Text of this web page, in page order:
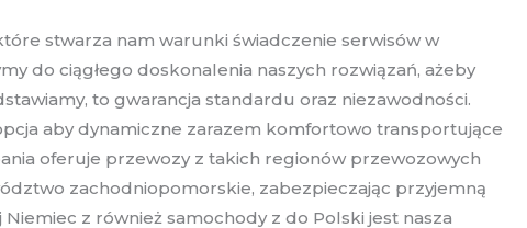
stwarza nam warunki świadczenie serwisów w
do ciągłego doskonalenia naszych rozwiązań, ażeby
to gwarancja standardu oraz niezawodności.
aby dynamiczne zarazem komfortowo transportujące
oferuje przewozy z takich regionów przewozowych
zachodniopomorskie, zabezpieczając przyjemną
z również samochody z do Polski jest nasza